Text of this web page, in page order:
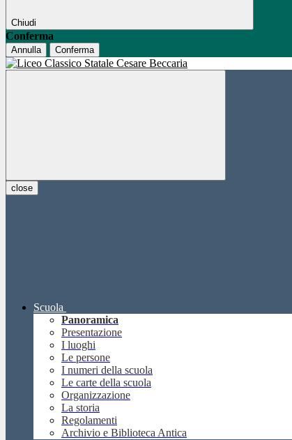
Chiudi
Conferma
Annulla Conferma
close
Scuola
Panoramica
Presentazione
I luoghi
Le persone
I numeri della scuola
Le carte della scuola
Organizzazione
La storia
Regolamenti
Archivio e Biblioteca Antica